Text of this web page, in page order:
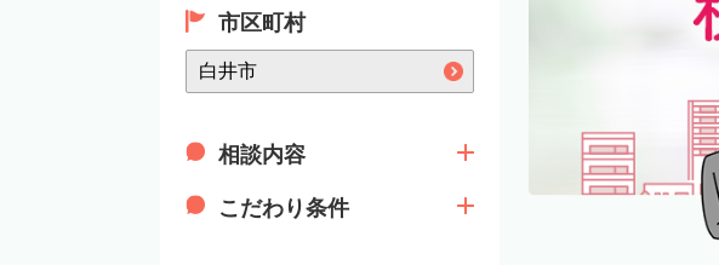
市区町村
相談内容
こだわり条件